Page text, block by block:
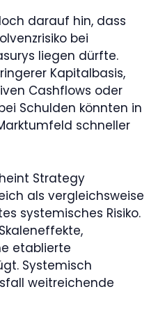
darauf hin, dass
bei
liegen dürfte.
Kapitalbasis,
Cashflows oder
Schulden könnten in
schneller
Strategy
als vergleichsweise
systemisches Risiko.
etablierte
Systemisch
weitreichende